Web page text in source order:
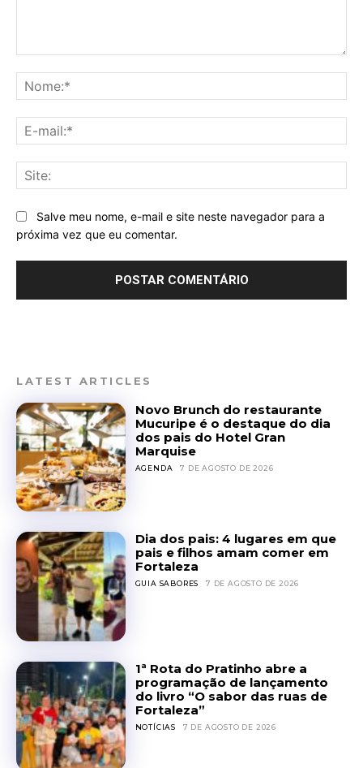
Salve meu nome, e-mail e site neste navegador para a
próxima vez que eu comentar.
LATEST ARTICLES
Novo Brunch do restaurante
Mucuripe é o destaque do dia
dos pais do Hotel Gran
Marquise
AGENDA 7 DE AGOSTO DE 2026
Dia dos pais: 4 lugares em que
pais e filhos amam comer em
Fortaleza
GUIA SABORES 7 DE AGOSTO DE 2026
1ª Rota do Pratinho abre a
programação de lançamento
do livro “O sabor das ruas de
Fortaleza”
NOTÍCIAS 7 DE AGOSTO DE 2026